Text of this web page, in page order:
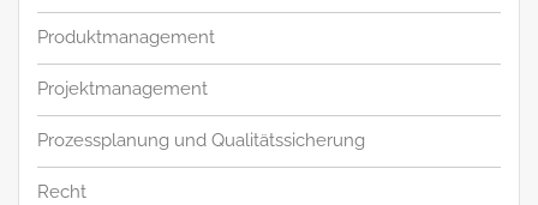
Produktmanagement
Projektmanagement
Prozessplanung und Qualitätssicherung
Recht